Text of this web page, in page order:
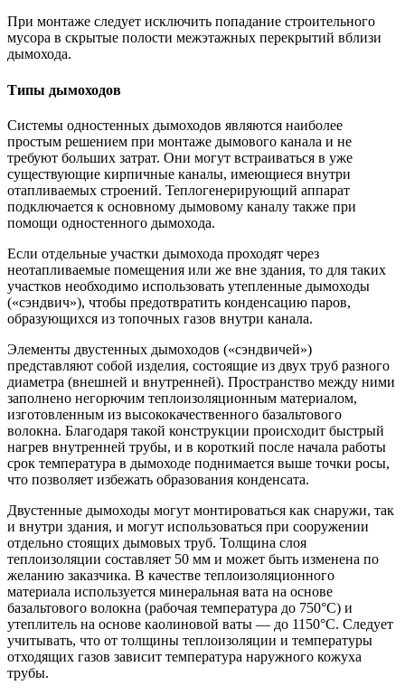
При монтаже следует исключить попадание строительного
мусора в скрытые полости межэтажных перекрытий вблизи
дымохода.
Типы дымоходов
Системы одностенных дымоходов являются наиболее
простым решением при монтаже дымового канала и не
требуют больших затрат. Они могут встраиваться в уже
существующие кирпичные каналы, имеющиеся внутри
отапливаемых строений. Теплогенерирующий аппарат
подключается к основному дымовому каналу также при
помощи одностенного дымохода.
Если отдельные участки дымохода проходят через
неотапливаемые помещения или же вне здания, то для таких
участков необходимо использовать утепленные дымоходы
(«сэндвич»), чтобы предотвратить конденсацию паров,
образующихся из топочных газов внутри канала.
Элементы двустенных дымоходов («сэндвичей»)
представляют собой изделия, состоящие из двух труб разного
диаметра (внешней и внутренней). Пространство между ними
заполнено негорючим теплоизоляционным материалом,
изготовленным из высококачественного базальтового
волокна. Благодаря такой конструкции происходит быстрый
нагрев внутренней трубы, и в короткий после начала работы
срок температура в дымоходе поднимается выше точки росы,
что позволяет избежать образования конденсата.
Двустенные дымоходы могут монтироваться как снаружи, так
и внутри здания, и могут использоваться при сооружении
отдельно стоящих дымовых труб. Толщина слоя
теплоизоляции составляет 50 мм и может быть изменена по
желанию заказчика. В качестве теплоизоляционного
материала используется минеральная вата на основе
базальтового волокна (рабочая температура до 750°С) и
утеплитель на основе каолиновой ваты — до 1150°С. Следует
учитывать, что от толщины теплоизоляции и температуры
отходящих газов зависит температура наружного кожуха
трубы.